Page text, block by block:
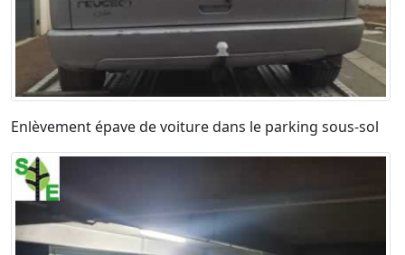
Enlèvement épave de voiture dans le parking sous-sol